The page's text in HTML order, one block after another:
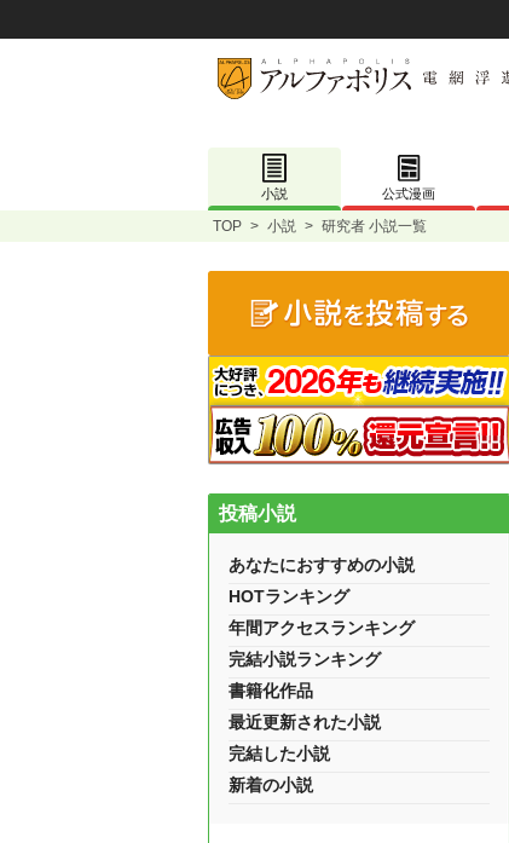
小説 公式漫画
TOP > 小説 > 研究者 小説一覧
投稿小説
あなたにおすすめの小説
HOTランキング
年間アクセスランキング
完結小説ランキング
書籍化作品
最近更新された小説
完結した小説
新着の小説